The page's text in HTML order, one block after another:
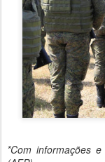
*Com informações